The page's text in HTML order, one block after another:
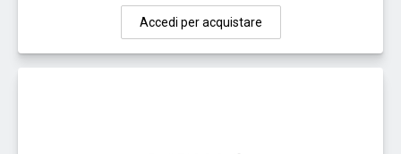
Accedi per acquistare